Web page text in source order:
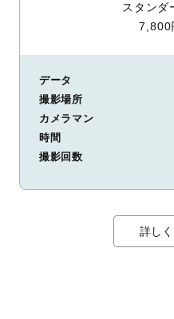
スタンダ
7,800
データ
撮影場所
カメラマン
時間
撮影回数
詳し